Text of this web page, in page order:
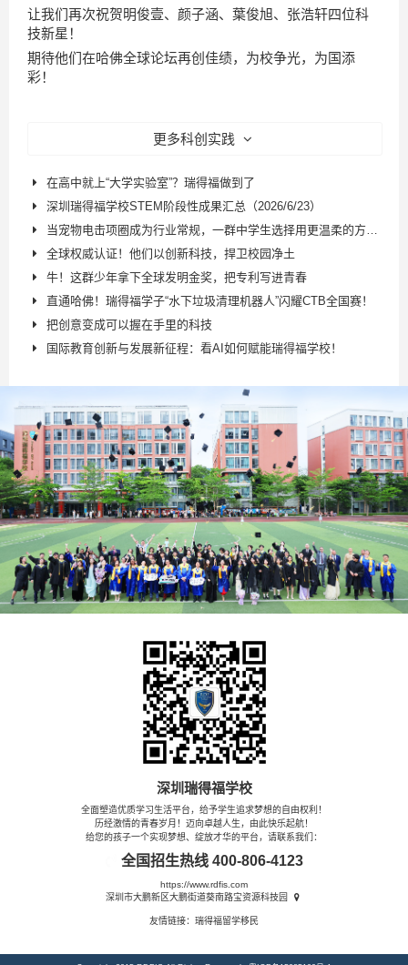
让我们再次祝贺明俊壹、颜子涵、葉俊旭、张浩轩四位科
技新星！
期待他们在哈佛全球论坛再创佳绩，为校争光，为国添
彩！
更多科创实践
在高中就上“大学实验室”？瑞得福做到了
深圳瑞得福学校STEM阶段性成果汇总（2026/6/23）
当宠物电击项圈成为行业常规，一群中学生选择用更温柔的方式守护生命
全球权威认证！他们以创新科技，捍卫校园净土
牛！这群少年拿下全球发明金奖，把专利写进青春
直通哈佛！瑞得福学子“水下垃圾清理机器人”闪耀CTB全国赛！
把创意变成可以握在手里的科技
国际教育创新与发展新征程：看AI如何赋能瑞得福学校！
深圳瑞得福学校
全面塑造优质学习生活平台，给予学生追求梦想的自由权利！
历经激情的青春岁月！迈向卓越人生，由此快乐起航！
给您的孩子一个实现梦想、绽放才华的平台，请联系我们：
全国招生热线 400-806-4123
https://www.rdfis.com
深圳市大鹏新区大鹏街道葵南路宝资源科技园
友情链接： 瑞得福留学移民